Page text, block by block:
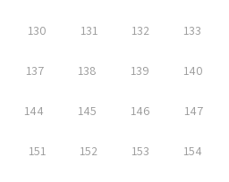
130 131 132 133
137 138 139 140
144 145 146 147
151 152 153 154